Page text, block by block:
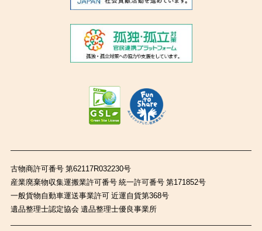
古物商許可番号 第62117R032230号
産業廃棄物収集運搬業許可番号 統一許可番号 第171852号
一般貨物自動車運送事業許可 近運自貨第368号
遺品整理士認定協会 遺品整理士優良事業所